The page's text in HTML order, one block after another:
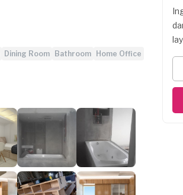
Dining Room Bathroom
Home Office